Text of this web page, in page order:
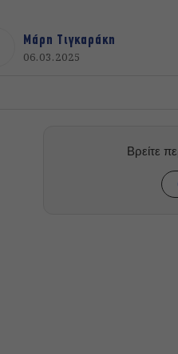
Μάρη Τιγκαράκη
06.03.2025
Βρείτε